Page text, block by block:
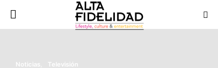
Noticias Televisión